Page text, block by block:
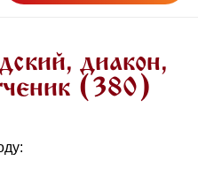
диакон,
(380)